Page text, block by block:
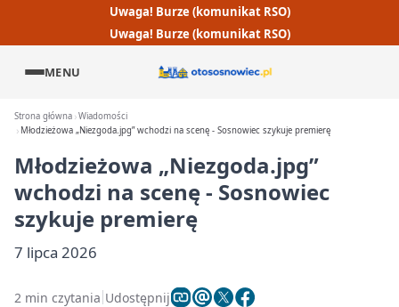
Uwaga! Burze (komunikat RSO)
Uwaga! Burze (komunikat RSO)
MENU
Strona główna Wiadomości
Młodzieżowa „Niezgoda.jpg” wchodzi na scenę - Sosnowiec szykuje premierę
Młodzieżowa „Niezgoda.jpg”
wchodzi na scenę - Sosnowiec
szykuje premierę
7 lipca 2026
2 min czytania Udostępnij